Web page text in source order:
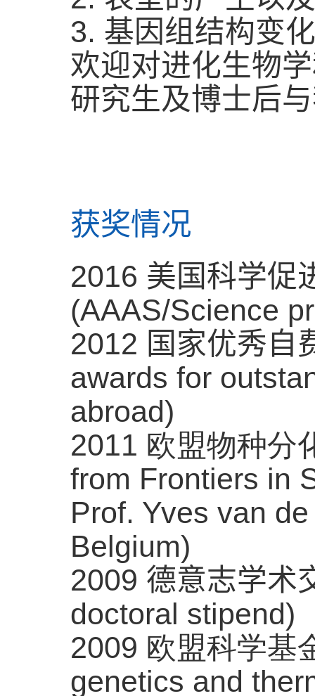
3. 基因组结构变
欢迎对进化生物
研究生及博士后
获奖情况
2016 美国科学促
(AAAS/Science
2012 国家优秀自
awards for
abroad)
2011 欧盟物种分
from Frontiers in
Prof. Yves van
Belgium)
2009 德意志学术
doctoral stipend)
2009 欧盟科学基
genetics and